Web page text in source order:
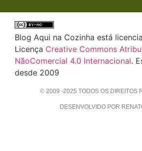
Blog Aqui na Cozinha está
Licença Creative Commons
NãoComercial 4.0 Internacional.
desde 2009
© 2009 -2025 TODOS OS DIREITOS
DESENVOLVIDO POR